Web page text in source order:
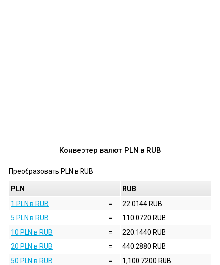
Конвертер валют PLN в RUB
Преобразовать PLN в RUB
PLN
RUB
1 PLN в RUB
=
22.0144 RUB
5 PLN в RUB
=
110.0720 RUB
10 PLN в RUB
=
220.1440 RUB
20 PLN в RUB
=
440.2880 RUB
50 PLN в RUB
=
1,100.7200 RUB